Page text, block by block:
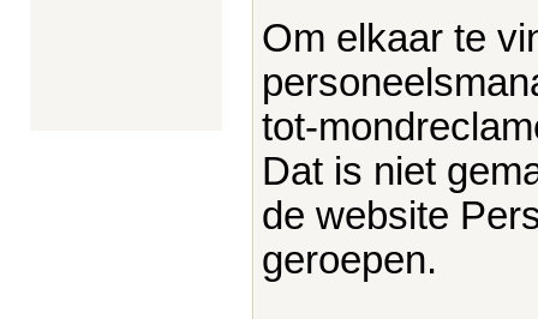
Om elkaar te
tot-
Dat is niet
de website
geroepen.